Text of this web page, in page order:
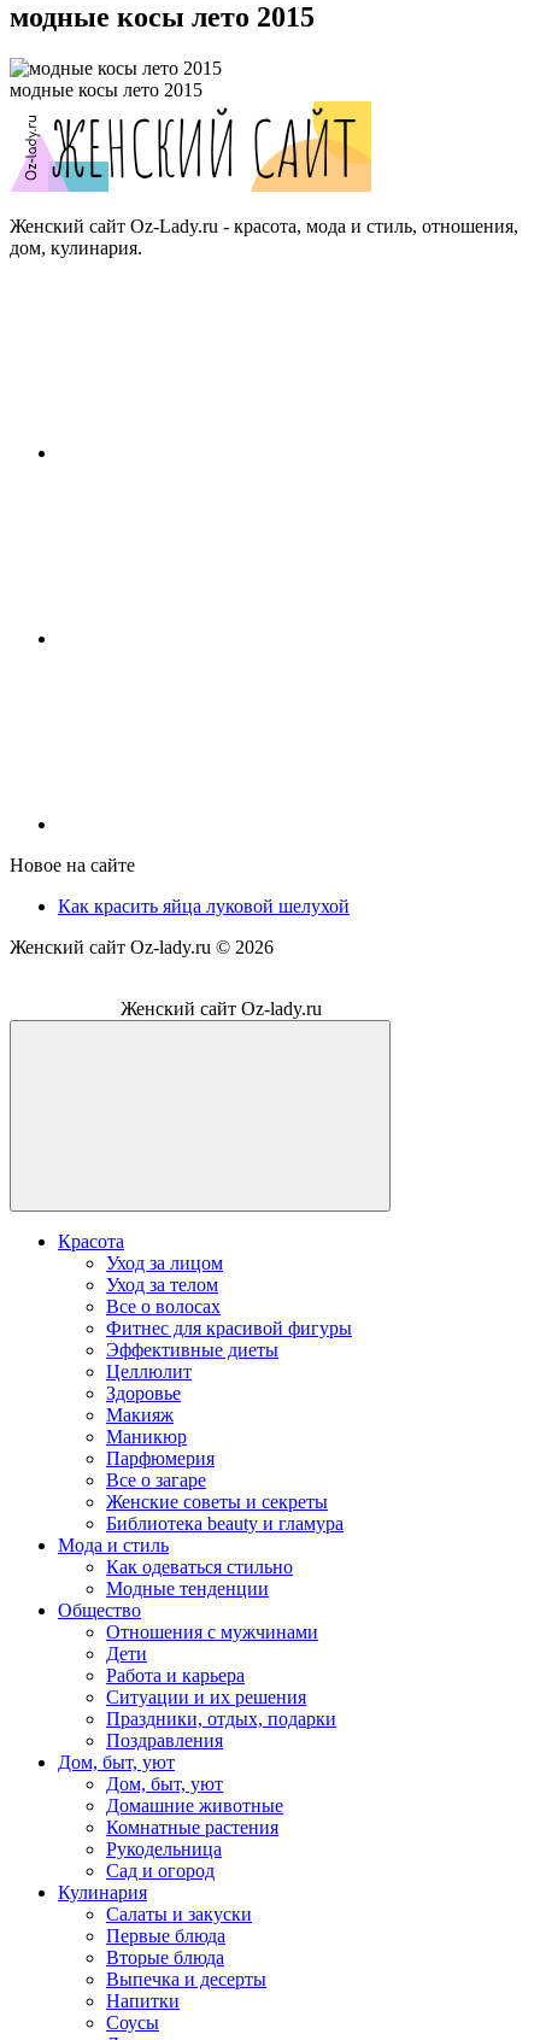
модные косы лето 2015
модные косы лето 2015
Женский сайт Oz-Lady.ru - красота, мода и стиль, отношения,
дом, кулинария.
Новое на сайте
Как красить яйца луковой шелухой
Женский сайт Oz-lady.ru © 2026
Женский сайт Oz-lady.ru
Красота
Уход за лицом
Уход за телом
Все о волосах
Фитнес для красивой фигуры
Эффективные диеты
Целлюлит
Здоровье
Макияж
Маникюр
Парфюмерия
Все о загаре
Женские советы и секреты
Библиотека beauty и гламура
Мода и стиль
Как одеваться стильно
Модные тенденции
Общество
Отношения с мужчинами
Дети
Работа и карьера
Ситуации и их решения
Праздники, отдых, подарки
Поздравления
Дом, быт, уют
Дом, быт, уют
Домашние животные
Комнатные растения
Рукодельница
Сад и огород
Кулинария
Салаты и закуски
Первые блюда
Вторые блюда
Выпечка и десерты
Напитки
Соусы